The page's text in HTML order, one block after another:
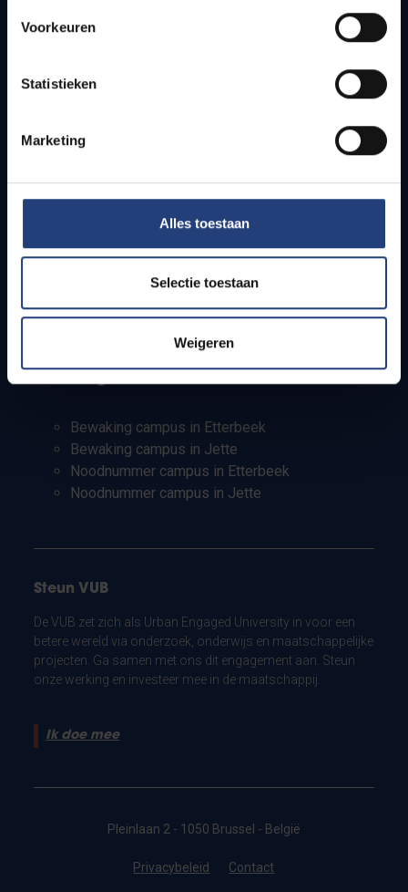
Voorkeuren
Statistieken
Marketing
Alles toestaan
Selectie toestaan
Weigeren
Lesroosters
Onderzoeksgroepen
Info voor
Pers
PhD-studenten
Leerkrachten en secundaire scholen
Werkstudenten
Bewaking campus in Etterbeek
Bewaking campus in Jette
Noodnummer campus in Etterbeek
Noodnummer campus in Jette
Steun VUB
De VUB zet zich als Urban Engaged University in voor een
betere wereld via onderzoek, onderwijs en maatschappelijke
projecten. Ga samen met ons dit engagement aan. Steun
onze werking en investeer mee in de maatschappij.
Ik doe mee
Pleinlaan 2 - 1050 Brussel - België
Privacybeleid Contact